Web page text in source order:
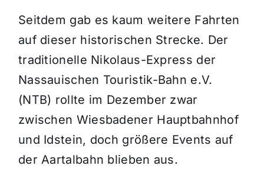
Seitdem gab es kaum weitere Fahrten
auf dieser historischen Strecke. Der
traditionelle Nikolaus-Express der
Nassauischen Touristik-Bahn e.V.
(NTB) rollte im Dezember zwar
zwischen Wiesbadener Hauptbahnhof
und Idstein, doch größere Events auf
der Aartalbahn blieben aus.